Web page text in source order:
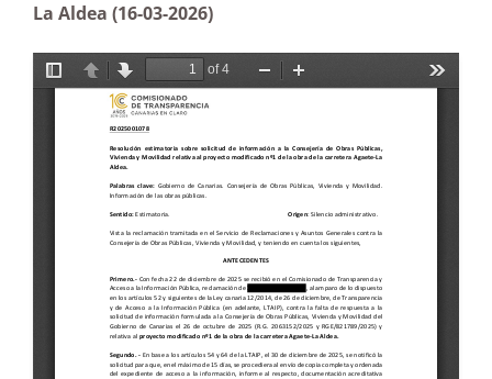
La Aldea (16-03-2026)